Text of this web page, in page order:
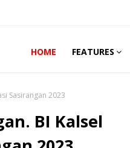
HOME FEATURES
Sasirangan 2023
BI Kalsel